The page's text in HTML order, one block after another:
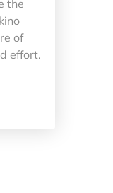
the
of
effort.